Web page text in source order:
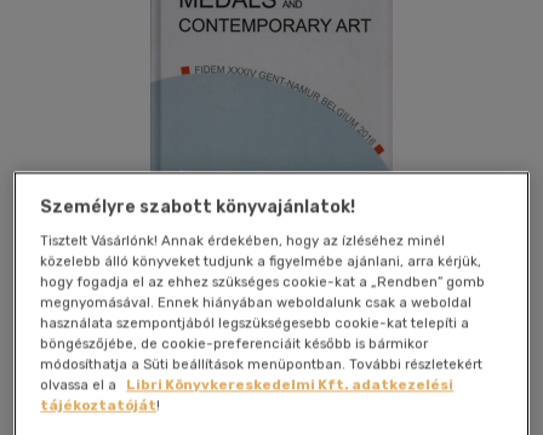
Kívánságlistához adom Megosztom
Személyre szabott könyvajánlatok!
Tisztelt Vásárlónk! Annak érdekében, hogy az ízléséhez minél
közelebb álló könyveket tudjunk a figyelmébe ajánlani, arra kérjük,
hogy fogadja el az ehhez szükséges cookie-kat a „Rendben” gomb
megnyomásával. Ennek hiányában weboldalunk csak a weboldal
használata szempontjából legszükségesebb cookie-kat telepíti a
böngészőjébe, de cookie-preferenciáit később is bármikor
módosíthatja a Süti beállítások menüpontban. További részletekért
olvassa el a
Libri Könyvkereskedelmi Kft. adatkezelési
tájékoztatóját!